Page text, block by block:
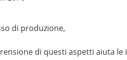
di produzione,
di questi aspetti aiuta